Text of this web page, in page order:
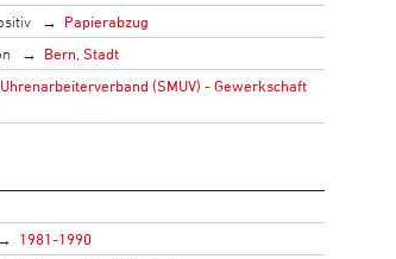
Papierabzug
Bern, Stadt
(SMUV) - Gewerkschaft
1981-1990